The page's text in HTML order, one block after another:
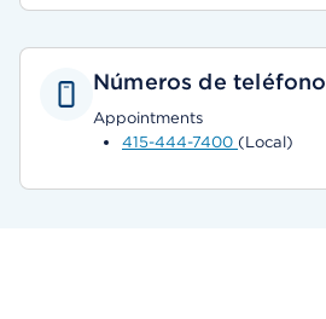
Números de teléfono
Appointments
415-444-7400 (Local)